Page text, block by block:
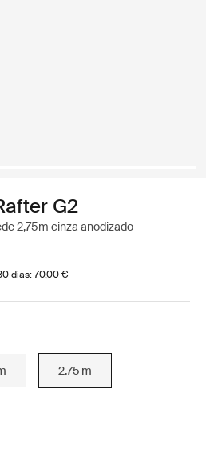
G2
2,75m cinza anodizado
dias: 70,00 €
2.75 m